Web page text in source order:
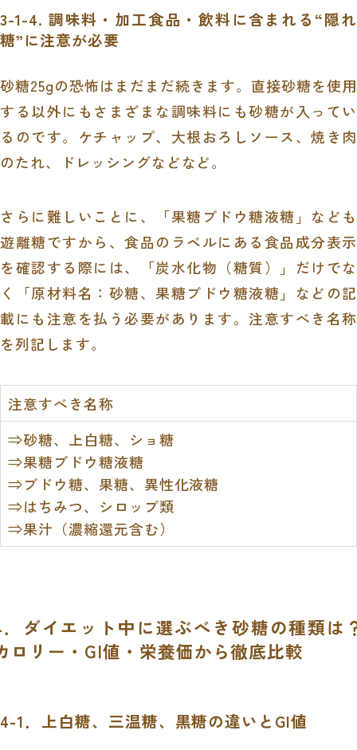
3-1-4. 調味料・加工食品・飲料に含まれる“隠れ
糖”に注意が必要
砂糖25gの恐怖はまだまだ続きます。直接砂糖を使用
する以外にもさまざまな調味料にも砂糖が入ってい
るのです。ケチャップ、大根おろしソース、焼き肉
のたれ、ドレッシングなどなど。
さらに難しいことに、「果糖ブドウ糖液糖」なども
遊離糖ですから、食品のラベルにある食品成分表示
を確認する際には、「炭水化物（糖質）」だけでな
く「原材料名：砂糖、果糖ブドウ糖液糖」などの記
載にも注意を払う必要があります。注意すべき名称
を列記します。
注意すべき名称
⇒砂糖、上白糖、ショ糖
⇒果糖ブドウ糖液糖
⇒ブドウ糖、果糖、異性化液糖
⇒はちみつ、シロップ類
⇒果汁（濃縮還元含む）
ダイエット中に選ぶべき砂糖の種類は
ロリー・GI値・栄養価から徹底比較
4-1．上白糖、三温糖、黒糖の違いとGI値